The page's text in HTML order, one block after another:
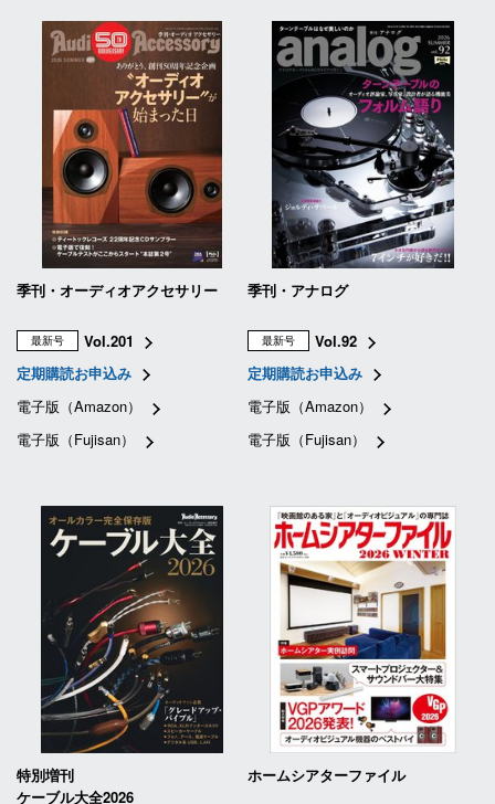
季刊・オーディオアクセサリー
最新号
Vol.201
定期購読お申込み
電子版（Amazon）
電子版（Fujisan）
季刊・アナログ
最新号
Vol.92
定期購読お申込み
電子版（Amazon）
電子版（Fujisan）
特別増刊
ケーブル大全2026
ホームシアターファイル